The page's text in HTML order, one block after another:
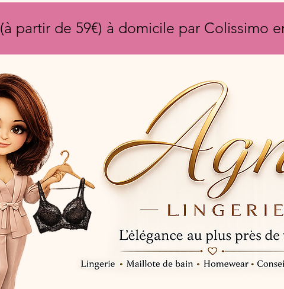
(à partir de 59€) à domicile par Colissimo